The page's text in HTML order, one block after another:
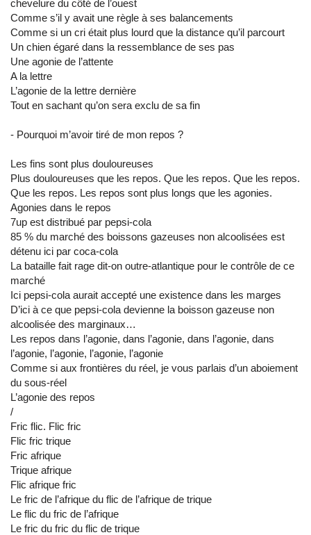
chevelure du côté de l’ouest
Comme s’il y avait une règle à ses balancements
Comme si un cri était plus lourd que la distance qu’il parcourt
Un chien égaré dans la ressemblance de ses pas
Une agonie de l’attente
A la lettre
L’agonie de la lettre dernière
Tout en sachant qu’on sera exclu de sa fin
- Pourquoi m’avoir tiré de mon repos ?
Les fins sont plus douloureuses
Plus douloureuses que les repos. Que les repos. Que les repos.
Que les repos. Les repos sont plus longs que les agonies.
Agonies dans le repos
7up est distribué par pepsi-cola
85 % du marché des boissons gazeuses non alcoolisées est
détenu ici par coca-cola
La bataille fait rage dit-on outre-atlantique pour le contrôle de ce
marché
Ici pepsi-cola aurait accepté une existence dans les marges
D’ici à ce que pepsi-cola devienne la boisson gazeuse non
alcoolisée des marginaux…
Les repos dans l’agonie, dans l’agonie, dans l’agonie, dans
l’agonie, l’agonie, l’agonie, l’agonie
Comme si aux frontières du réel, je vous parlais d’un aboiement
du sous-réel
L’agonie des repos
/
Fric flic. Flic fric
Flic fric trique
Fric afrique
Trique afrique
Flic afrique fric
Le fric de l’afrique du flic de l’afrique de trique
Le flic du fric de l’afrique
Le fric du fric du flic de trique